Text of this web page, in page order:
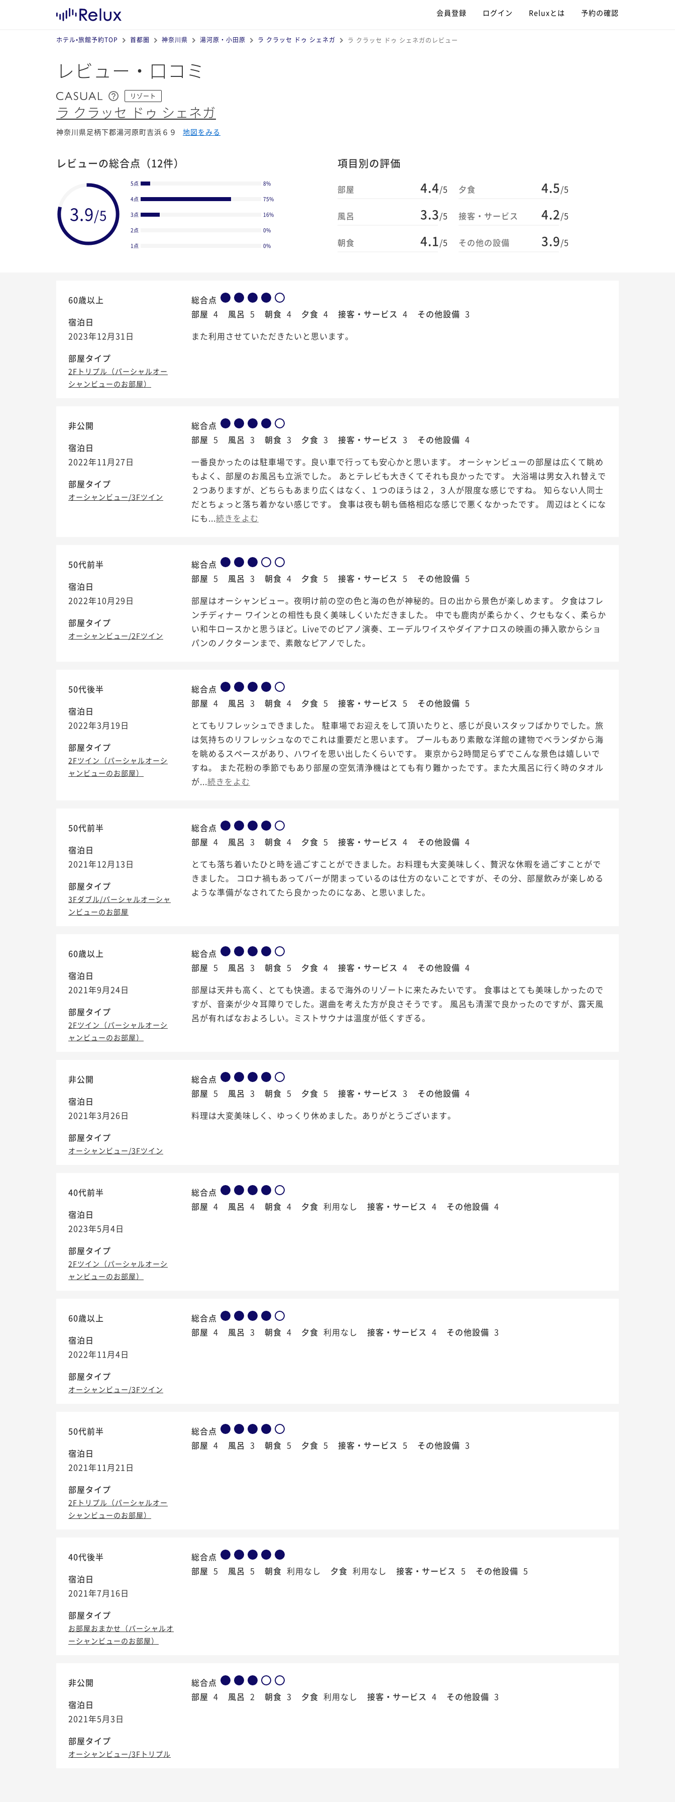
会員登録 ログイン Reluxとは 予約の確認
ホテル•旅館予約TOP 首都圏 神奈川県 湯河原・小田原 ラ クラッセ ドゥ シェネガ ラ クラッセ ドゥ シェネガのレビュー
レビュー・口コミ
リゾート
ラ クラッセ ドゥ シェネガ
神奈川県足柄下郡湯河原町吉浜６９ 地図をみる
レビューの総合点 （12件）
/5
5点 8%
4点 75%
3点 16%
2点 0%
1点 0%
項目別の評価
部屋 4.4/5
風呂 3.3/5
朝食 4.1/5
夕食 4.5/5
接客・サービス 4.2/5
その他の設備 3.9/5
60歳以上
宿泊日
2023年12月31日
部屋タイプ
2Fトリプル（パーシャルオー
シャンビューのお部屋）
総合点
部屋 4 風呂 5 朝食 4 夕食 4 接客・サービス 4 その他設備 3
また利用させていただきたいと思います。
非公開
宿泊日
2022年11月27日
部屋タイプ
オーシャンビュー/3Fツイン
総合点
部屋 5 風呂 3 朝食 3 夕食 3 接客・サービス 3 その他設備 4
一番良かったのは駐車場です。良い車で行っても安心かと思います。 オーシャンビューの部屋は広くて眺め
もよく、部屋のお風呂も立派でした。 あとテレビも大きくてそれも良かったです。 大浴場は男女入れ替えで
２つありますが、どちらもあまり広くはなく、１つのほうは２，３人が限度な感じですね。 知らない人同士
だとちょっと落ち着かない感じです。 食事は夜も朝も価格相応な感じで悪くなかったです。 周辺はとくにな
にも...続きをよむ
50代前半
宿泊日
2022年10月29日
部屋タイプ
オーシャンビュー/2Fツイン
総合点
部屋 5 風呂 3 朝食 4 夕食 5 接客・サービス 5 その他設備 5
部屋はオーシャンビュー。夜明け前の空の色と海の色が神秘的。日の出から景色が楽しめます。 夕食はフレ
ンチディナー ワインとの相性も良く美味しくいただきました。 中でも鹿肉が柔らかく、クセもなく、柔らか
い和牛ロースかと思うほど。Liveでのピアノ演奏、エーデルワイスやダイアナロスの映画の挿入歌からショ
パンのノクターンまで、素敵なピアノでした。
50代後半
宿泊日
2022年3月19日
部屋タイプ
2Fツイン（パーシャルオーシ
ャンビューのお部屋）
総合点
部屋 4 風呂 3 朝食 4 夕食 5 接客・サービス 5 その他設備 5
とてもリフレッシュできました。 駐車場でお迎えをして頂いたりと、感じが良いスタッフばかりでした。旅
は気持ちのリフレッシュなのでこれは重要だと思います。 プールもあり素敵な洋館の建物でベランダから海
を眺めるスペースがあり、ハワイを思い出したくらいです。 東京から2時間足らずでこんな景色は嬉しいで
すね。 また花粉の季節でもあり部屋の空気清浄機はとても有り難かったです。また大風呂に行く時のタオル
が...続きをよむ
50代前半
宿泊日
2021年12月13日
部屋タイプ
3Fダブル/パーシャルオーシャ
ンビューのお部屋
総合点
部屋 4 風呂 3 朝食 4 夕食 5 接客・サービス 4 その他設備 4
とても落ち着いたひと時を過ごすことができました。お料理も大変美味しく、贅沢な休暇を過ごすことがで
きました。 コロナ禍もあってバーが閉まっているのは仕方のないことですが、その分、部屋飲みが楽しめる
ような準備がなされてたら良かったのになあ、と思いました。
60歳以上
宿泊日
2021年9月24日
部屋タイプ
2Fツイン（パーシャルオーシ
ャンビューのお部屋）
総合点
部屋 5 風呂 3 朝食 5 夕食 4 接客・サービス 4 その他設備 4
部屋は天井も高く、とても快適。まるで海外のリゾートに来たみたいです。 食事はとても美味しかったので
すが、音楽が少々耳障りでした。選曲を考えた方が良さそうです。 風呂も清潔で良かったのですが、露天風
呂が有ればなおよろしい。ミストサウナは温度が低くすぎる。
非公開
宿泊日
2021年3月26日
部屋タイプ
オーシャンビュー/3Fツイン
総合点
部屋 5 風呂 3 朝食 5 夕食 5 接客・サービス 3 その他設備 4
料理は大変美味しく、ゆっくり休めました。ありがとうございます。
40代前半
宿泊日
2023年5月4日
部屋タイプ
2Fツイン（パーシャルオーシ
ャンビューのお部屋）
総合点
部屋 4 風呂 4 朝食 4 夕食 利用なし 接客・サービス 4 その他設備 4
60歳以上
宿泊日
2022年11月4日
部屋タイプ
オーシャンビュー/3Fツイン
総合点
部屋 4 風呂 3 朝食 4 夕食 利用なし 接客・サービス 4 その他設備 3
50代前半
宿泊日
2021年11月21日
部屋タイプ
2Fトリプル（パーシャルオー
シャンビューのお部屋）
総合点
部屋 4 風呂 3 朝食 5 夕食 5 接客・サービス 5 その他設備 3
40代後半
宿泊日
2021年7月16日
部屋タイプ
お部屋おまかせ（パーシャルオ
ーシャンビューのお部屋）
総合点
部屋 5 風呂 5 朝食 利用なし 夕食 利用なし 接客・サービス 5 その他設備 5
非公開
宿泊日
2021年5月3日
部屋タイプ
オーシャンビュー/3Fトリプル
総合点
部屋 4 風呂 2 朝食 3 夕食 利用なし 接客・サービス 4 その他設備 3